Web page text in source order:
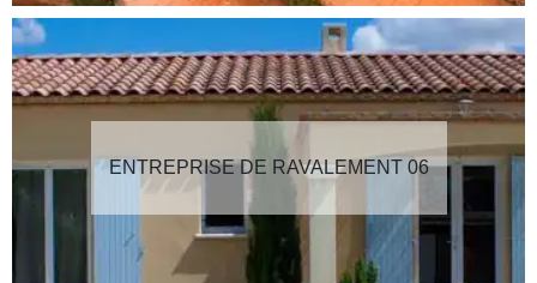
ENTREPRISE DE RAVALEMENT 06